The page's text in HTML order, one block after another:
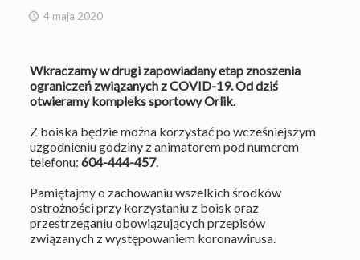
4 maja 2020
Wkraczamy w drugi zapowiadany etap znoszenia
ograniczeń związanych z COVID-19. Od dziś
otwieramy kompleks sportowy Orlik.
Z boiska będzie można korzystać po wcześniejszym
uzgodnieniu godziny z animatorem pod numerem
telefonu: 604-444-457.
Pamiętajmy o zachowaniu wszelkich środków
ostrożności przy korzystaniu z boisk oraz
przestrzeganiu obowiązujących przepisów
związanych z występowaniem koronawirusa.